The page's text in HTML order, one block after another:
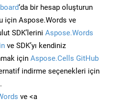
‘da bir hesap oluşturun
için Aspose.Words ve
SDK’lerini Aspose.Words
ve SDK’yı kendiniz
için Aspose.Cells GitHub
indirme seçenekleri için
ve <a